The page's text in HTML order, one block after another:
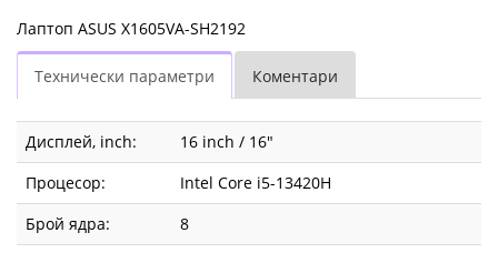
Лаптоп ASUS X1605VA-SH2192
Технически параметри Коментари
Дисплей, inch:
16 inch / 16"
Процесор:
Intel Core i5-13420H
Брой ядра:
8